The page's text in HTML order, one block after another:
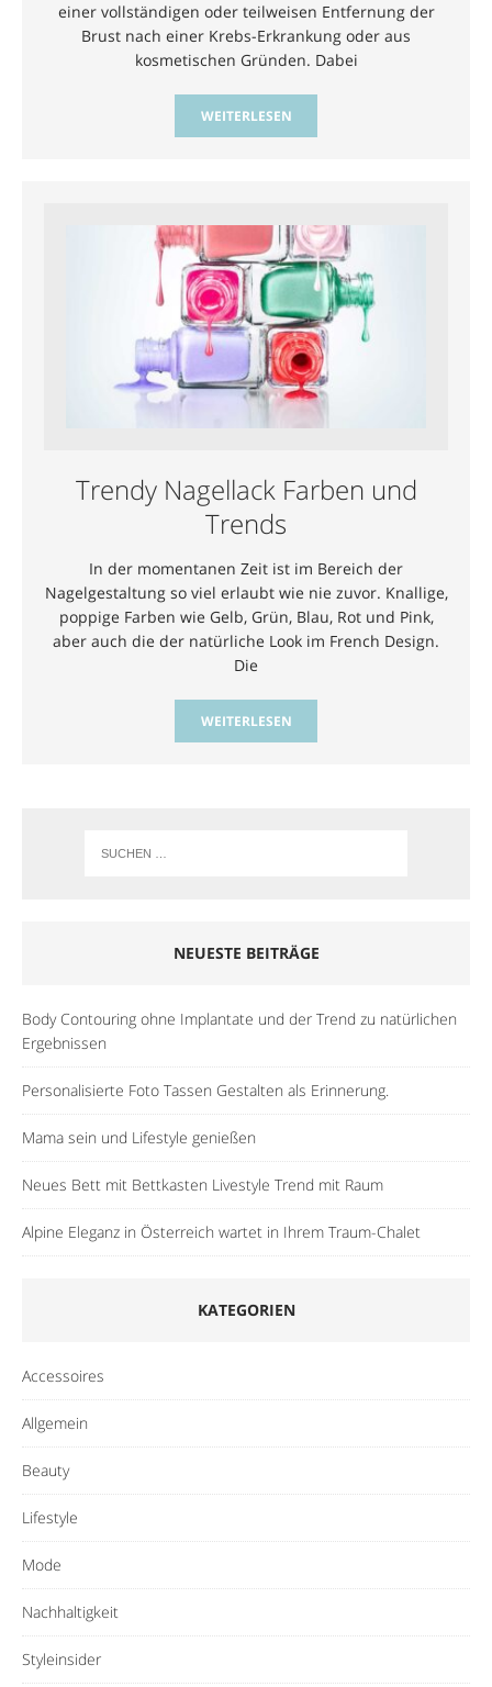
einer vollständigen oder teilweisen Entfernung der
Brust nach einer Krebs-Erkrankung oder aus
kosmetischen Gründen. Dabei
WEITERLESEN
Trendy Nagellack Farben und
Trends
In der momentanen Zeit ist im Bereich der
Nagelgestaltung so viel erlaubt wie nie zuvor. Knallige,
poppige Farben wie Gelb, Grün, Blau, Rot und Pink,
aber auch die der natürliche Look im French Design.
Die
WEITERLESEN
NEUESTE BEITRÄGE
Body Contouring ohne Implantate und der Trend zu natürlichen
Ergebnissen
Personalisierte Foto Tassen Gestalten als Erinnerung.
Mama sein und Lifestyle genießen
Neues Bett mit Bettkasten Livestyle Trend mit Raum
Alpine Eleganz in Österreich wartet in Ihrem Traum-Chalet
KATEGORIEN
Accessoires
Allgemein
Beauty
Lifestyle
Mode
Nachhaltigkeit
Styleinsider